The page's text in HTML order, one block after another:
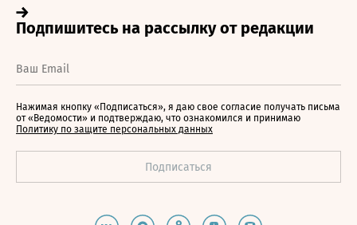
Нажимая кнопку «Подписаться», я даю свое согласие получать письма
от «Ведомости» и подтверждаю, что ознакомился и принимаю
Политику по защите персональных данных